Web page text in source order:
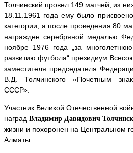
Толчинский провел 149 матчей, из
18.11.1961 года ему было
категории, а после проведения 80
награжден серебряной медалью
ноябре 1976 года „за
развитию футбола“ президиум
заместителя председателя
В.Д. Толчинского «Почетным
СССР».
Участник Великой Отечественной
наград Владимир Давидович
жизни и похоронен на Центральном
Алматы.